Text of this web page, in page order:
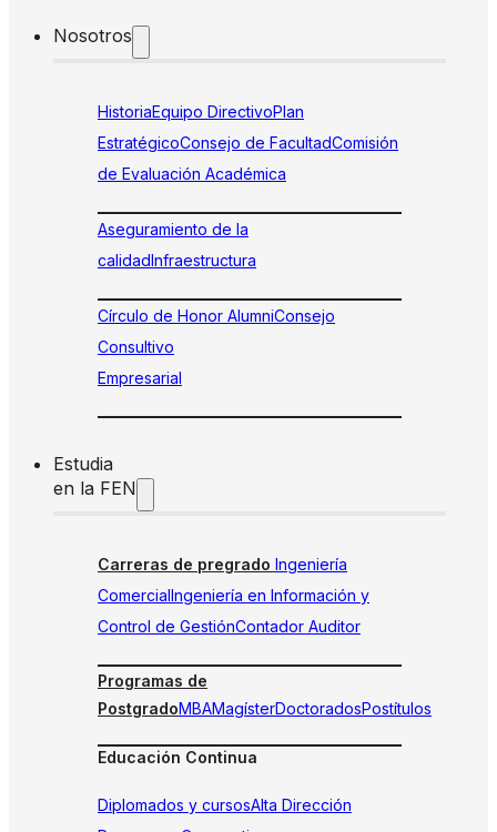
Nosotros
HistoriaEquipo DirectivoPlan
EstratégicoConsejo de FacultadComisión
de Evaluación Académica
Aseguramiento de la
calidadInfraestructura
Círculo de Honor AlumniConsejo
Consultivo
Empresarial
Estudia
en la FEN
Carreras de pregrado Ingeniería
ComercialIngeniería en Información y
Control de GestiónContador Auditor
Programas de
PostgradoMBAMagísterDoctoradosPostítulos
Educación Continua
Diplomados y cursosAlta Dirección